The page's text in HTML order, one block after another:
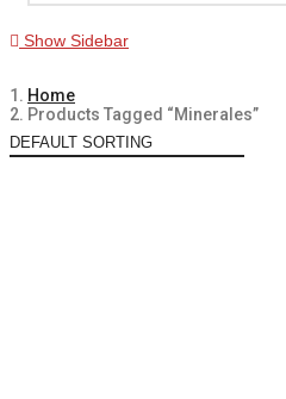
Show Sidebar
Home
Products Tagged “minerales”